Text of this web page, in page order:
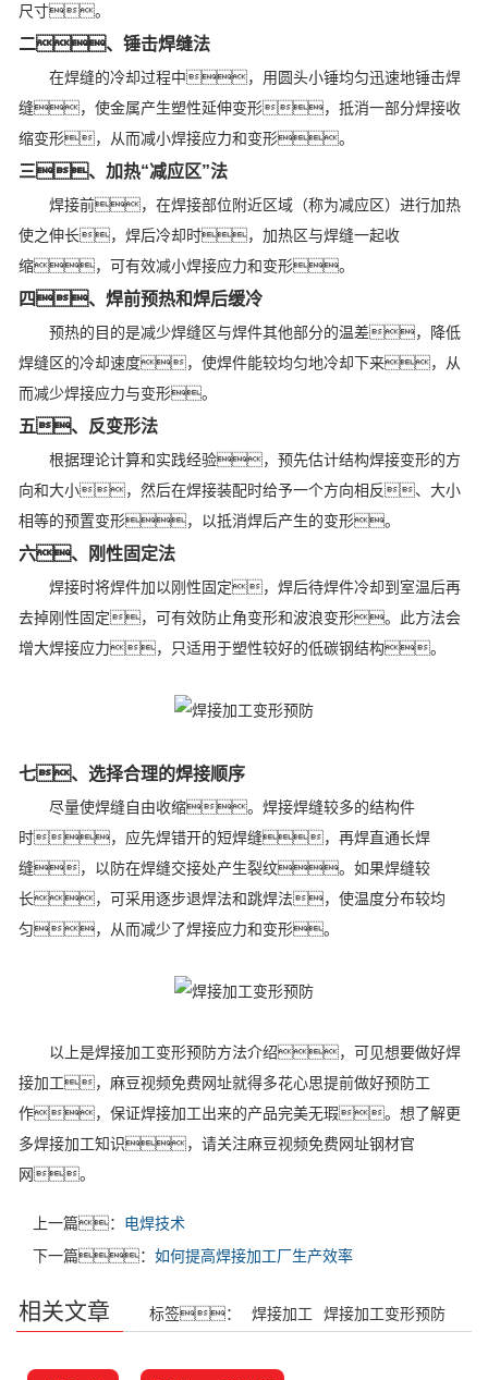
尺寸。
二、锤击焊缝法
在焊缝的冷却过程中，用圆头小锤均匀迅速地锤击焊
缝，使金属产生塑性延伸变形，抵消一部分焊接收
缩变形，从而减小焊接应力和变形。
三、加热“减应区”法
焊接前，在焊接部位附近区域（称为减应区）进行加热
使之伸长，焊后冷却时，加热区与焊缝一起收
缩，可有效减小焊接应力和变形。
四、焊前预热和焊后缓冷
预热的目的是减少焊缝区与焊件其他部分的温差，降低
焊缝区的冷却速度，使焊件能较均匀地冷却下来，从
而减少焊接应力与变形。
五、反变形法
根据理论计算和实践经验，预先估计结构焊接变形的方
向和大小，然后在焊接装配时给予一个方向相反、大小
相等的预置变形，以抵消焊后产生的变形。
六、刚性固定法
焊接时将焊件加以刚性固定，焊后待焊件冷却到室温后再
去掉刚性固定，可有效防止角变形和波浪变形。此方法会
增大焊接应力，只适用于塑性较好的低碳钢结构。
七、选择合理的焊接顺序
尽量使焊缝自由收缩。焊接焊缝较多的结构件
时，应先焊错开的短焊缝，再焊直通长焊
缝，以防在焊缝交接处产生裂纹。如果焊缝较
长，可采用逐步退焊法和跳焊法，使温度分布较均
匀，从而减少了焊接应力和变形。
以上是焊接加工变形预防方法介绍，可见想要做好焊
接加工，麻豆视频免费网址就得多花心思提前做好预防工
作，保证焊接加工出来的产品完美无瑕。想了解更
多焊接加工知识，请关注麻豆视频免费网址钢材官
网。
上一篇： 电焊技术
下一篇： 如何提高焊接加工厂生产效率
相关文章 标签： 焊接加工 焊接加工变形预防